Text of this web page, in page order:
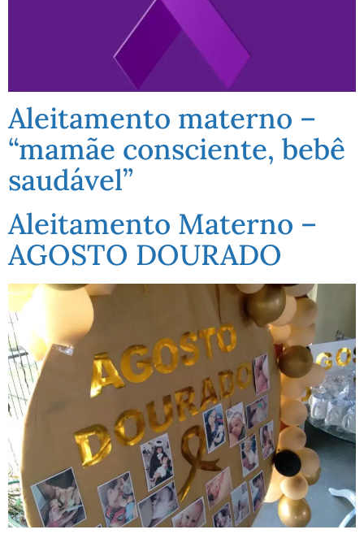
Aleitamento materno –
“mamãe consciente, bebê
saudável”
Aleitamento Materno –
AGOSTO DOURADO